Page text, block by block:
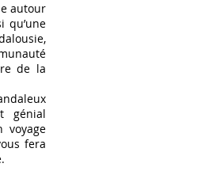
autour
qu’une
de la
génial
voyage
fera